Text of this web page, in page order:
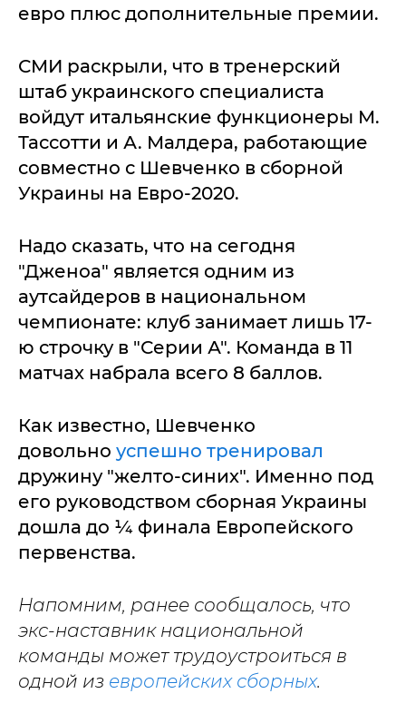
евро плюс дополнительные премии.
СМИ раскрыли, что в тренерский
штаб украинского специалиста
войдут итальянские функционеры М.
Тассотти и А. Малдера, работающие
совместно с Шевченко в сборной
Украины на Евро-2020.
Надо сказать, что на сегодня
"Дженоа" является одним из
аутсайдеров в национальном
чемпионате: клуб занимает лишь 17-
ю строчку в "Серии А". Команда в 11
матчах набрала всего 8 баллов.
Как известно, Шевченко
довольно успешно тренировал
дружину "желто-синих". Именно под
его руководством сборная Украины
дошла до ¼ финала Европейского
первенства.
Напомним, ранее сообщалось, что
экс-наставник национальной
команды может трудоустроиться в
одной из европейских сборных.